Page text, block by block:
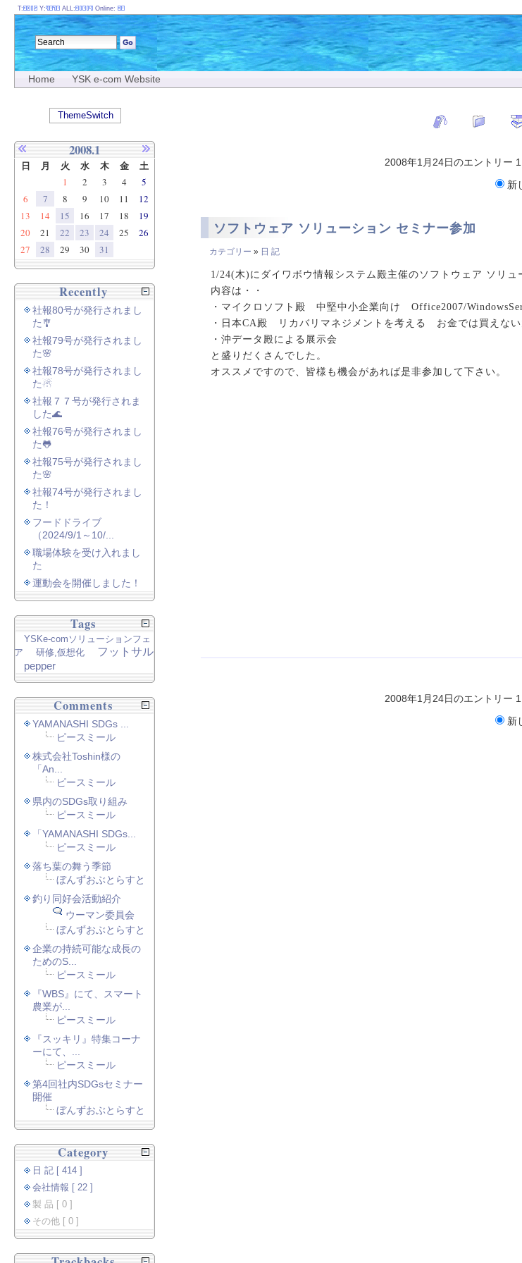
Home YSK e-com Website
2008年1月24日のエントリー
新
ソフトウェア ソリューション セミナー参加
カテゴリー » 日 記
1/24(木)にダイワボウ情報システム殿主催のソフトウェア ソリュ
内容は・・
・マイクロソフト殿 中堅中小企業向け Office2007/
・日本CA殿 リカバリマネジメントを考える お金では買えな
・沖データ殿による展示会
と盛りだくさんでした。
オススメですので、皆様も機会があれば是非参加して下さい。
2008年1月24日のエントリー
新
T: Y: ALL: Online:
ThemeSwitch
2008.1
日 月 火 水 木 金 土
1 2 3 4
5
6
7 8 9 10 11
12
13
14 15 16 17 18
19
20
21 22 23 24 25
26
27
28 29 30 31
Recently
社報80号が発行されまし
た🎐
社報79号が発行されまし
た🌸
社報78号が発行されまし
た☃
社報７７号が発行されま
した🌊
社報76号が発行されまし
た🐸
社報75号が発行されまし
た🌸
社報74号が発行されまし
た！
フードドライブ
（2024/9/1～10/...
職場体験を受け入れまし
た
運動会を開催しました！
Tags
YSKe-comソリューションフェ
ア
研修,仮想化
フットサル
pepper
Comments
YAMANASHI SDGs ...
ピースミール
株式会社Toshin様の
「An...
ピースミール
県内のSDGs取り組み
ピースミール
「YAMANASHI SDGs...
ピースミール
落ち葉の舞う季節
ぼんずおぶとらすと
釣り同好会活動紹介
ウーマン委員会
ぼんずおぶとらすと
企業の持続可能な成長の
ためのS...
ピースミール
『WBS』にて、スマート
農業が...
ピースミール
『スッキリ』特集コーナ
ーにて、...
ピースミール
第4回社内SDGsセミナー
開催
ぼんずおぶとらすと
Category
日 記 [ 414 ]
会社情報 [ 22 ]
製 品 [ 0 ]
その他 [ 0 ]